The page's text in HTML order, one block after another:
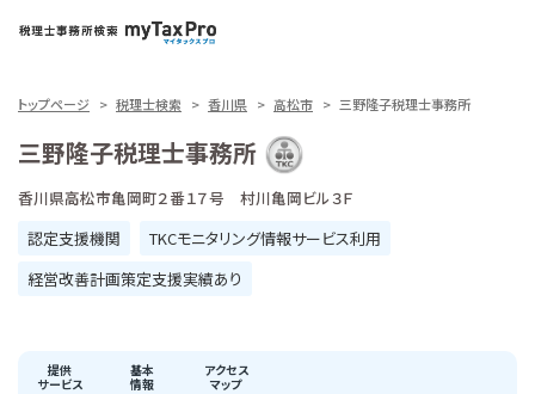
トップページ 税理士検索 香川県 高松市 三野隆子税理士事務所
三野隆子税理士事務所
香川県高松市亀岡町２番１７号 村川亀岡ビル３Ｆ
認定支援機関
TKCモニタリング情報サービス利用
経営改善計画策定支援実績あり
提供
サービス
基本
情報
アクセス
マップ